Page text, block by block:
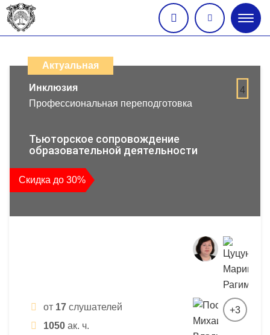
меню
дистанционных
образовательных
повышения
квалификации
и
профессиональной
Актуальная
4
Инклюзия
Профессиональная переподготовка
Тьюторское сопровождение
образовательной деятельности
Скидка до 30%
от 17 слушателей
1050 ак. ч.
+3